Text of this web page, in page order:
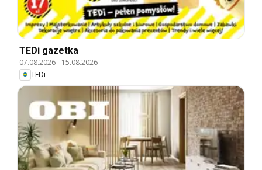
TEDi gazetka
07.08.2026- 15.08.2026
TEDi